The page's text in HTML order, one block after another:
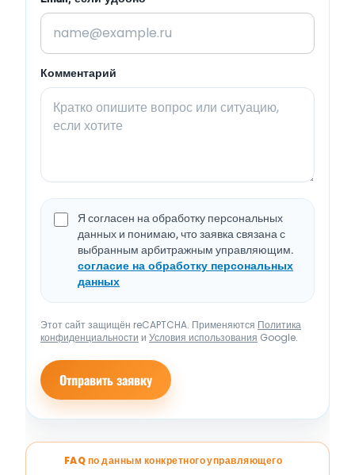
Комментарий
Я согласен на обработку персональных
данных и понимаю, что заявка связана с
выбранным арбитражным управляющим.
согласие на обработку персональных
данных
Этот сайт защищён reCAPTCHA. Применяются Политика
конфиденциальности и Условия использования Google.
Отправить заявку
FAQ по данным конкретного управляющего